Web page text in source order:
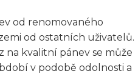
od renomovaného
od ostatních uživatelů.
kvalitní pánev se může
v podobě odolnosti a